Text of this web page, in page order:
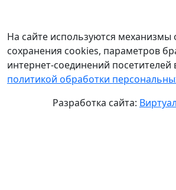
На сайте используются механизмы
сохранения cookies, параметров
интернет-соединений посетителей
политикой обработки
Разработка сайта: